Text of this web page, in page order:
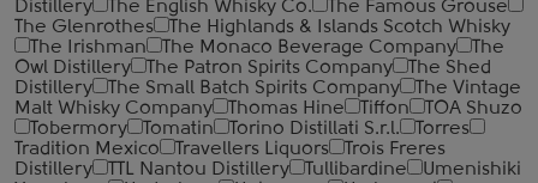
Distillery
The English Whisky Co.
The Famous Grouse
The Glenrothes
The Highlands & Islands Scotch Whisky
The Irishman
The Monaco Beverage Company
The
Owl Distillery
The Patron Spirits Company
The Shed
Distillery
The Small Batch Spirits Company
The Vintage
Malt Whisky Company
Thomas Hine Tiffon
TOA Shuzo
Tobermory
Tomatin Torino Distillati S.r.l.
Torres
Tradition Mexico
Travellers Liquors
Trois Freres
Distillery
TTL Nantou Distillery Tullibardine
Umenishiki